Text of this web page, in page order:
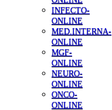
INFECTO-
ONLINE
MED.INTERNA-
ONLINE
MGF-
ONLINE
NEURO-
ONLINE
ONCO-
ONLINE